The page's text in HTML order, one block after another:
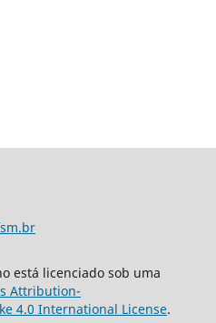
está licenciado sob uma
Attribution-
4.0 International License.